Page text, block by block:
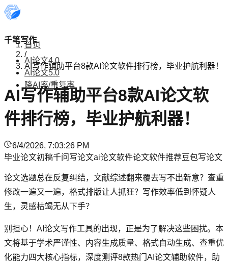
千笔写作
AI论文4.0
AI论文5.0
降AI率/重复率
首页
/
AI写作辅助平台8款AI论文软件排行榜，毕业护航利器！
AI写作辅助平台8款AI论文软
件排行榜，毕业护航利器！
6/4/2026, 7:03:26 PM
毕业论文初稿千问写论文ai论文软件论文软件推荐豆包写论文
论文选题总在反复纠结，文献综述翻来覆去写不出新意？查重
修改一遍又一遍，格式排版让人抓狂？写作效率低到怀疑人
生，灵感枯竭无从下手？
别担心！AI论文写作工具的出现，正是为了解决这些困扰。本
文将基于学术严谨性、内容生成质量、格式自动生成、查重优
化能力四大核心指标，深度测评8款热门AI论文辅助软件，助